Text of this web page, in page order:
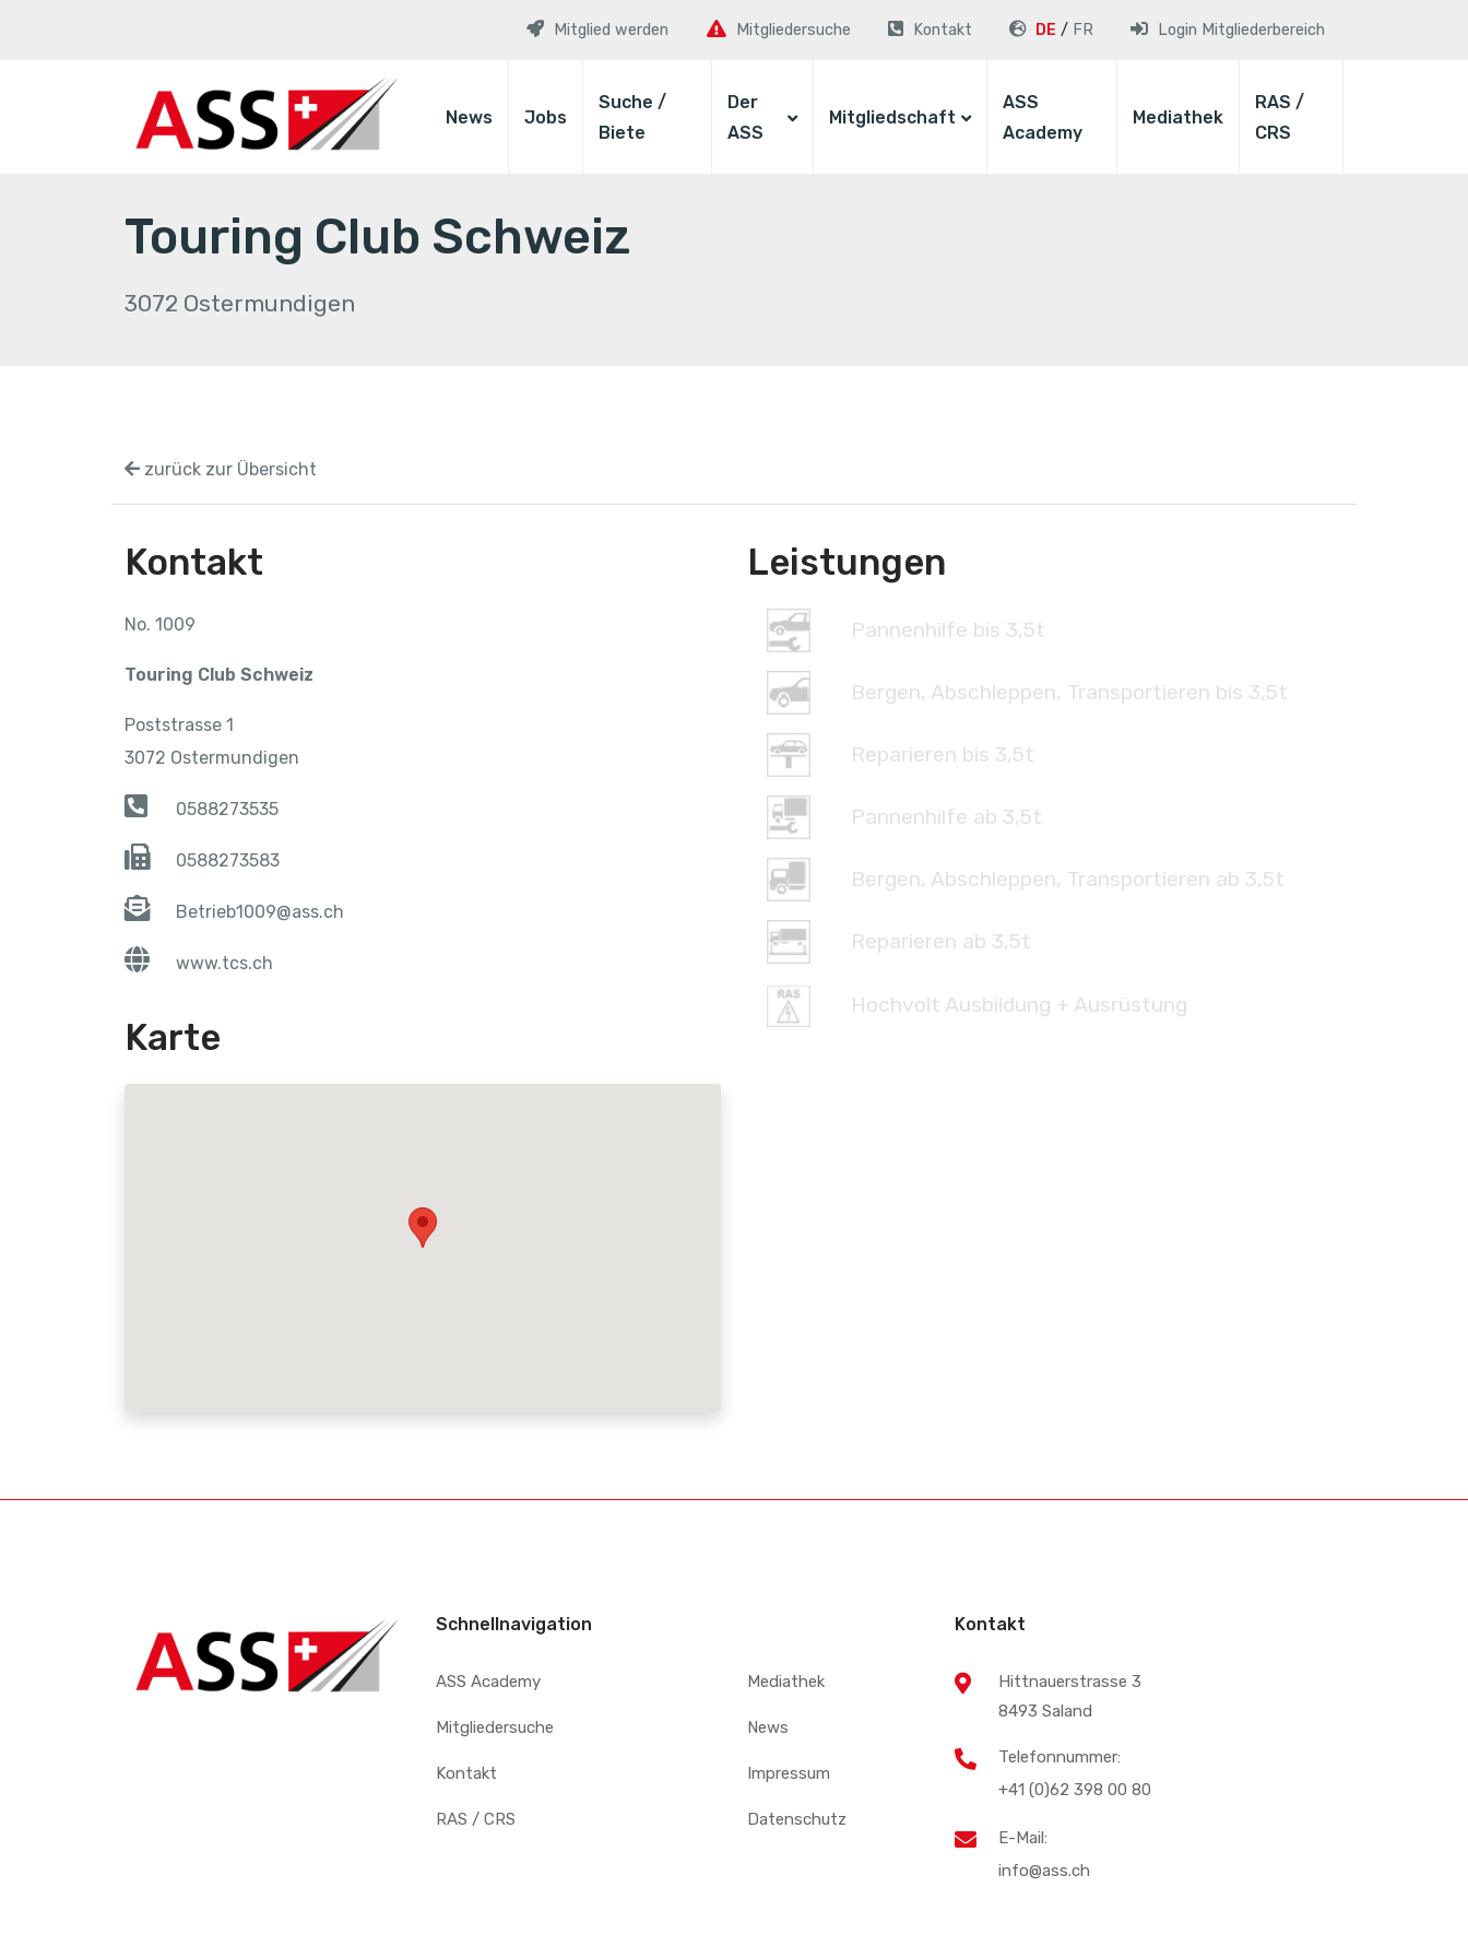
Mitglied werden Mitgliedersuche Kontakt DE FR Login Mitgliederbereich
News Jobs
Suche /
Biete
Der
ASS
Mitgliedschaft
ASS
Academy
Mediathek
RAS /
CRS
Touring Club Schweiz
3072 Ostermundigen
zurück zur Übersicht
Kontakt
No. 1009
Touring Club Schweiz
Poststrasse 1
3072 Ostermundigen
0588273535
0588273583
Betrieb1009@ass.ch
www.tcs.ch
Karte
Leistungen
Pannenhilfe bis 3,5t
Bergen, Abschleppen, Transportieren bis 3,5t
Reparieren bis 3,5t
Pannenhilfe ab 3,5t
Bergen, Abschleppen, Transportieren ab 3,5t
Reparieren ab 3,5t
Hochvolt Ausbildung + Ausrüstung
Schnellnavigation
ASS Academy
Mitgliedersuche
Kontakt
RAS / CRS
Mediathek
News
Impressum
Datenschutz
Kontakt
Hittnauerstrasse 3
8493 Saland
Telefonnummer:
+41 (0)62 398 00 80
E-Mail:
info@ass.ch